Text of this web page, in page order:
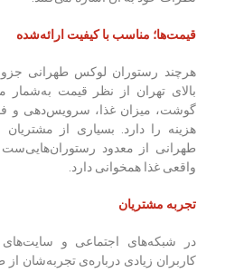
قیمت‌ها؛ مناسب با کیفیت ارائه‌شده
هرچند رستوران لوکس طهرانی
بالای تهران از نظر قیمت به‌شمار
گوشت، میزان غذا، سرویس‌دهی و
هزینه را دارد. بسیاری از
طهرانی از معدود
واقعی غذا همخوانی دارد.
تجربه مشتریان
در شبکه‌های اجتماعی و
کاربران زیادی درباره‌ی تجربه‌شان از